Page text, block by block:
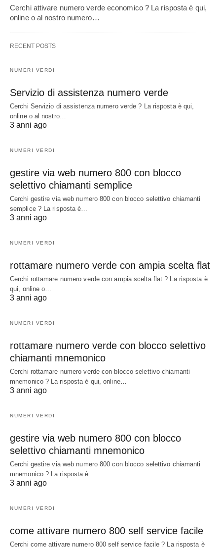
Cerchi attivare numero verde economico ? La risposta è qui,
online o al nostro numero…
RECENT POSTS
NUMERI VERDI
Servizio di assistenza numero verde
Cerchi Servizio di assistenza numero verde ? La risposta è qui,
online o al nostro…
3 anni ago
NUMERI VERDI
gestire via web numero 800 con blocco
selettivo chiamanti semplice
Cerchi gestire via web numero 800 con blocco selettivo chiamanti
semplice ? La risposta è…
3 anni ago
NUMERI VERDI
rottamare numero verde con ampia scelta flat
Cerchi rottamare numero verde con ampia scelta flat ? La risposta è
qui, online o…
3 anni ago
NUMERI VERDI
rottamare numero verde con blocco selettivo
chiamanti mnemonico
Cerchi rottamare numero verde con blocco selettivo chiamanti
mnemonico ? La risposta è qui, online…
3 anni ago
NUMERI VERDI
gestire via web numero 800 con blocco
selettivo chiamanti mnemonico
Cerchi gestire via web numero 800 con blocco selettivo chiamanti
mnemonico ? La risposta è…
3 anni ago
NUMERI VERDI
come attivare numero 800 self service facile
Cerchi come attivare numero 800 self service facile ? La risposta è